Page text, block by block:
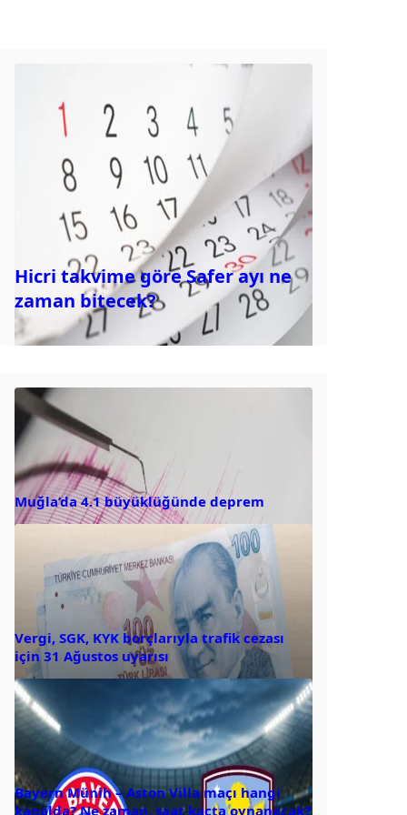
Hicri takvime göre Safer ayı ne
zaman bitecek?
Muğla’da 4.1 büyüklüğünde deprem
Vergi, SGK, KYK borçlarıyla trafik cezası
için 31 Ağustos uyarısı
Bayern Münih – Aston Villa maçı hangi
kanalda? Ne zaman, saat kaçta oynanacak?